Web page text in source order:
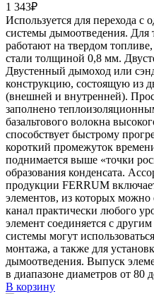
1 343₽
Используется для перехода с
системы дымоотведения. Для
работают на твердом
стали толщиной 0,8 мм.
Двустенный дымоход или
конструкцию, состоящую из
(внешней и внутренней).
заполнено
базальтового волокна
способствует быстрому
короткий промежуток
поднимается выше «точки
образования конденсата.
продукции FERRUM
элементов, из которых
канал практически любого
элемент соединяется с
системы могут
монтажа, а также для
дымоотведения. Выпуск
в диапазоне диаметров от 80
В корзину